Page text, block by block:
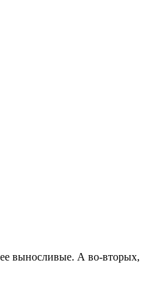
выносливые. А во-вторых,